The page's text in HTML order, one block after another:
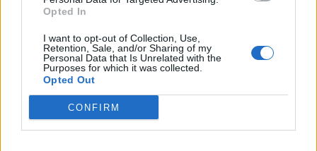
Opted In
I want to opt-out of Collection, Use,
Retention, Sale, and/or Sharing of my
Personal Data that Is Unrelated with the
Purposes for which it was collected.
Opted Out
CONFIRM
Másfélszeresére bővítik
Hódmezővásárhely jó hírű református
iskoláját
Látványos építési szakasz indult be a
Flórián téri felüljárón